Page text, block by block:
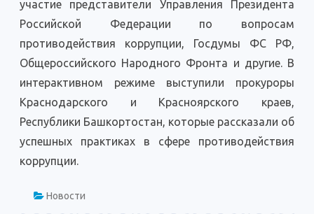
участие представители Управления Президента
Российской Федерации по вопросам
противодействия коррупции, Госдумы ФС РФ,
Общероссийского Народного Фронта и другие. В
интерактивном режиме выступили прокуроры
Краснодарского и Красноярского краев,
Республики Башкортостан, которые рассказали об
успешных практиках в сфере противодействия
коррупции.
Новости